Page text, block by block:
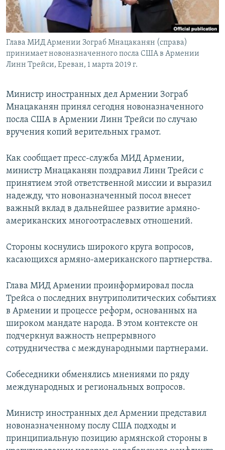
Հայերեն
English
Русский
Глава МИД Армении Зограб Мнацаканян (справа)
принимает новоназначенного посла США в Армении
Линн Трейси, Ереван, 1 марта 2019 г.
Министр иностранных дел Армении Зограб
Мнацаканян принял сегодня новоназначенного
посла США в Армении Линн Трейси по случаю
вручения копий верительных грамот.
Как сообщает пресс-служба МИД Армении,
министр Мнацаканян поздравил Линн Трейси с
принятием этой ответственной миссии и выразил
надежду, что новоназначенный посол внесет
важный вклад в дальнейшее развитие армяно-
американских многоотраслевых отношений.
Стороны коснулись широкого круга вопросов,
касающихся армяно-американского партнерства.
Глава МИД Армении проинформировал посла
Трейса о последних внутриполитических событиях
в Армении и процессе реформ, основанных на
широком мандате народа. В этом контексте он
подчеркнул важность непрерывного
сотрудничества с международными партнерами.
Собеседники обменялись мнениями по ряду
международных и региональных вопросов.
Министр иностранных дел Армении представил
новоназначенному послу США подходы и
принципиальную позицию армянской стороны в